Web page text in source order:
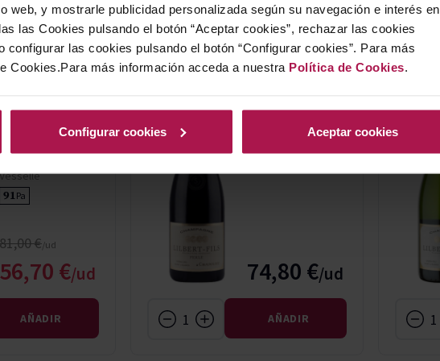
web, y mostrarle publicidad personalizada según su navegación e interés en
las Cookies pulsando el botón “Aceptar cookies”, rechazar las cookies
configurar las cookies pulsando el botón “Configurar cookies”. Para más
Cookies.Para más información acceda a nuestra Política de Cookies.
Configurar cookies Aceptar cookies
Cru Brut Rosé
Vesselle
91Pa
Precio especial
56,70 €
Precio normal
81,00 €
AÑADIR
Champagne Lilbert-
Fils
74,80 €
AÑADIR